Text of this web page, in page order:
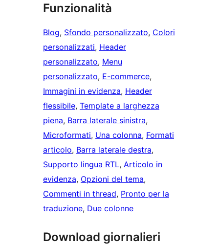
Funzionalità
Blog, Sfondo personalizzato, Colori
personalizzati, Header
personalizzato, Menu
personalizzato, E-commerce
Immagini in evidenza, Header
flessibile, Template a larghezza
piena, Barra laterale sinistra
Microformati, Una colonna, Formati
articolo, Barra laterale destra
Supporto lingua RTL, Articolo in
evidenza, Opzioni del tema
Commenti in thread, Pronto per la
traduzione, Due colonne
Download giornalieri